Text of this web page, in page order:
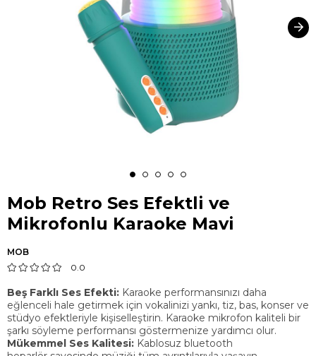
Mob Retro Ses Efektli ve
Mikrofonlu Karaoke Mavi
MOB
0.0
Beş Farklı Ses Efekti: Karaoke performansınızı daha
eğlenceli hale getirmek için vokalinizi yankı, tiz, bas, konser ve
stüdyo efektleriyle kişiselleştirin. Karaoke mikrofon kaliteli bir
şarkı söyleme performansı göstermenize yardımcı olur.
Mükemmel Ses Kalitesi: Kablosuz bluetooth